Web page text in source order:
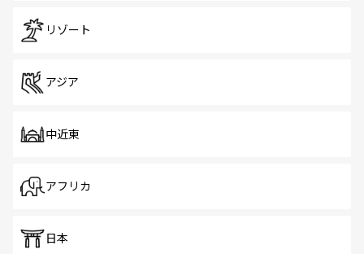
リゾート
アジア
中近東
アフリカ
日本